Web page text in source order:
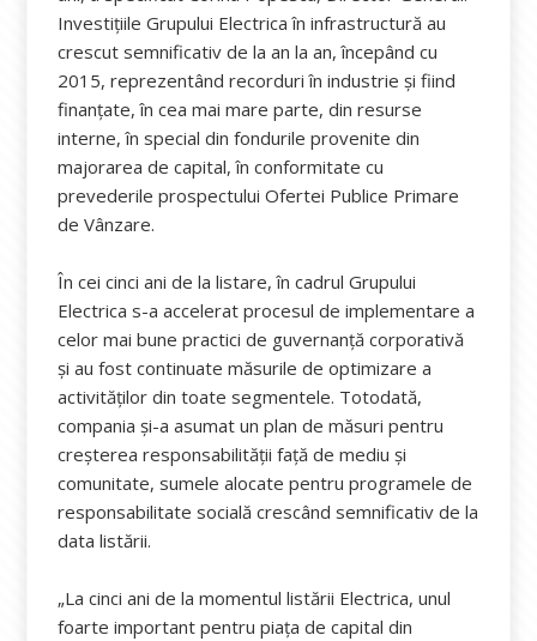
Investiţiile Grupului Electrica în infrastructură au
crescut semnificativ de la an la an, începând cu
2015, reprezentând recorduri în industrie și fiind
finanțate, în cea mai mare parte, din resurse
interne, în special din fondurile provenite din
majorarea de capital, în conformitate cu
prevederile prospectului Ofertei Publice Primare
de Vânzare.
În cei cinci ani de la listare, în cadrul Grupului
Electrica s-a accelerat procesul de implementare a
celor mai bune practici de guvernanţă corporativă
și au fost continuate măsurile de optimizare a
activităților din toate segmentele. Totodată,
compania și-a asumat un plan de măsuri pentru
creșterea responsabilității față de mediu și
comunitate, sumele alocate pentru programele de
responsabilitate socială crescând semnificativ de la
data listării.
„La cinci ani de la momentul listării Electrica, unul
foarte important pentru piața de capital din